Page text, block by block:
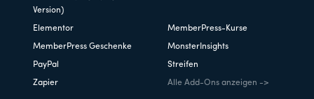
Version)
Elementor MemberPress-Kurse
MemberPress Geschenke MonsterInsights
PayPal Streifen
Zapier Alle Add-Ons anzeigen ->